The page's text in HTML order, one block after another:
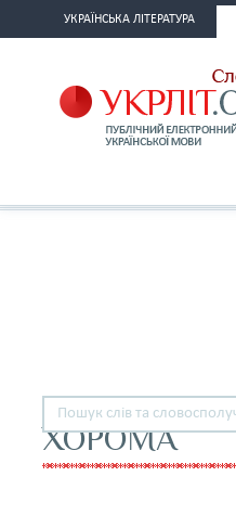
УКРАЇНСЬКА ЛІТЕРАТУРА
ХОРОМА